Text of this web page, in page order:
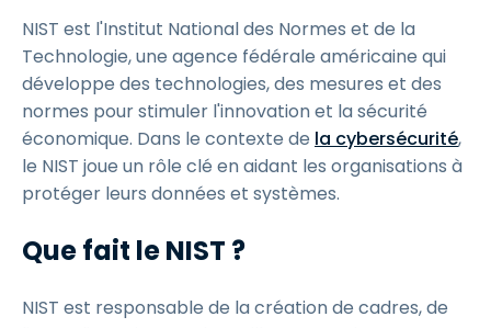
NIST est l'Institut National des Normes et de la
Technologie, une agence fédérale américaine qui
développe des technologies, des mesures et des
normes pour stimuler l'innovation et la sécurité
économique. Dans le contexte de la cybersécurité,
le NIST joue un rôle clé en aidant les organisations à
protéger leurs données et systèmes.
Que fait le NIST ?
NIST est responsable de la création de cadres, de